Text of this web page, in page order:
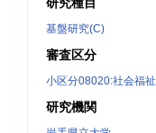
基盤研究(C)
審査区分
小区分08020:社会福
研究機関